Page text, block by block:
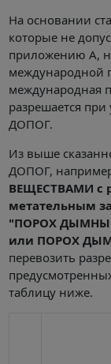
На основании
которые не
приложению А,
международной
международная
разрешается
ДОПОГ.
Из выше
ДОПОГ,
ВЕЩЕСТВАМИ с
метательным
"ПОРОХ
или ПОРОХ
перевозить
таблицу ниже.